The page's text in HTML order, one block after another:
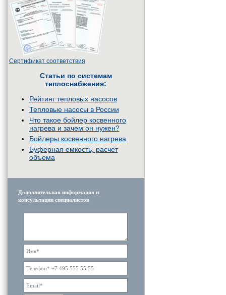
Сертификат соответствия
Статьи по системам
теплоснабжения:
Рейтинг тепловых насосов
Тепловые насосы в России
Что такое бойлер косвенного
нагрева и зачем он нужен?
Бойлеры косвенного нагрева
Буферная емкость, расчет
объема
Дополнительная информация и
консультации специалистов